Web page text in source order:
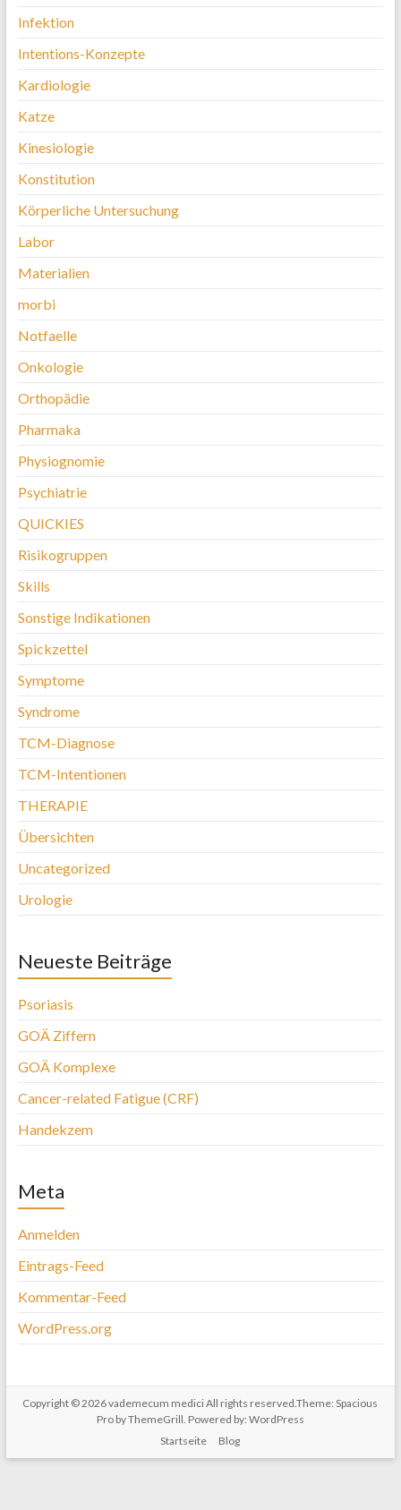
Infektion
Intentions-Konzepte
Kardiologie
Katze
Kinesiologie
Konstitution
Körperliche Untersuchung
Labor
Materialien
morbi
Notfaelle
Onkologie
Orthopädie
Pharmaka
Physiognomie
Psychiatrie
QUICKIES
Risikogruppen
Skills
Sonstige Indikationen
Spickzettel
Symptome
Syndrome
TCM-Diagnose
TCM-Intentionen
THERAPIE
Übersichten
Uncategorized
Urologie
Neueste Beiträge
Psoriasis
GOÄ Ziffern
GOÄ Komplexe
Cancer-related Fatigue (CRF)
Handekzem
Meta
Anmelden
Eintrags-Feed
Kommentar-Feed
WordPress.org
Copyright © 2026vademecum mediciAll rights reserved.Theme:Spacious
Proby ThemeGrill. Powered by: WordPress
Startseite
Blog